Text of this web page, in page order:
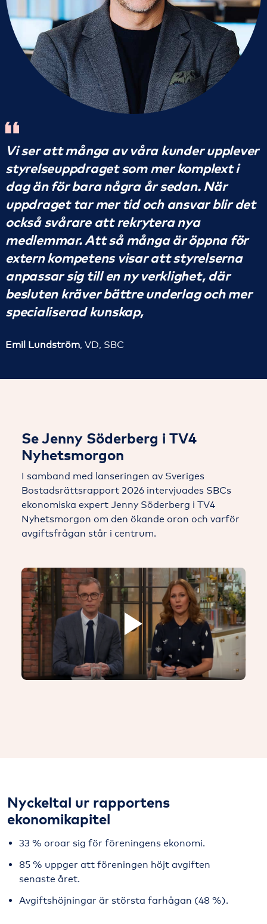
Vi ser att många av våra kunder upplever
styrelseuppdraget som mer komplext i
dag än för bara några år sedan. När
uppdraget tar mer tid och ansvar blir det
också svårare att rekrytera nya
medlemmar. Att så många är öppna för
extern kompetens visar att styrelserna
anpassar sig till en ny verklighet, där
besluten kräver bättre underlag och mer
specialiserad kunskap,
Emil Lundström, VD, SBC
Se Jenny Söderberg i TV4
Nyhetsmorgon
I samband med lanseringen av Sveriges
Bostadsrättsrapport 2026 intervjuades SBCs
ekonomiska expert Jenny Söderberg i TV4
Nyhetsmorgon om den ökande oron och varför
avgiftsfrågan står i centrum.
Nyckeltal ur rapportens
ekonomikapitel
33 % oroar sig för föreningens ekonomi.
85 % uppger att föreningen höjt avgiften
senaste året.
Avgiftshöjningar är största farhågan (48 %).